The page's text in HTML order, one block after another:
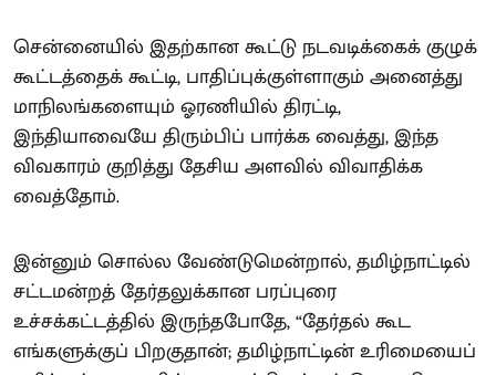
சென்னையில் இதற்கான கூட்டு நடவடிக்கைக் குழுக்
கூட்டத்தைக் கூட்டி, பாதிப்புக்குள்ளாகும் அனைத்து
மாநிலங்களையும் ஓரணியில் திரட்டி,
இந்தியாவையே திரும்பிப் பார்க்க வைத்து, இந்த
விவகாரம் குறித்து தேசிய அளவில் விவாதிக்க
வைத்தோம்.
இன்னும் சொல்ல வேண்டுமென்றால், தமிழ்நாட்டில்
சட்டமன்றத் தேர்தலுக்கான பரப்புரை
உச்சக்கட்டத்தில் இருந்தபோதே, “தேர்தல் கூட
எங்களுக்குப் பிறகுதான்; தமிழ்நாட்டின் உரிமையைப்